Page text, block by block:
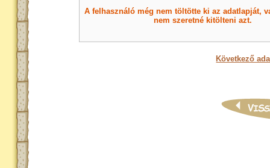
A felhasználó még nem töltötte ki az adatlapját,
nem szeretné kitölteni azt.
Következő